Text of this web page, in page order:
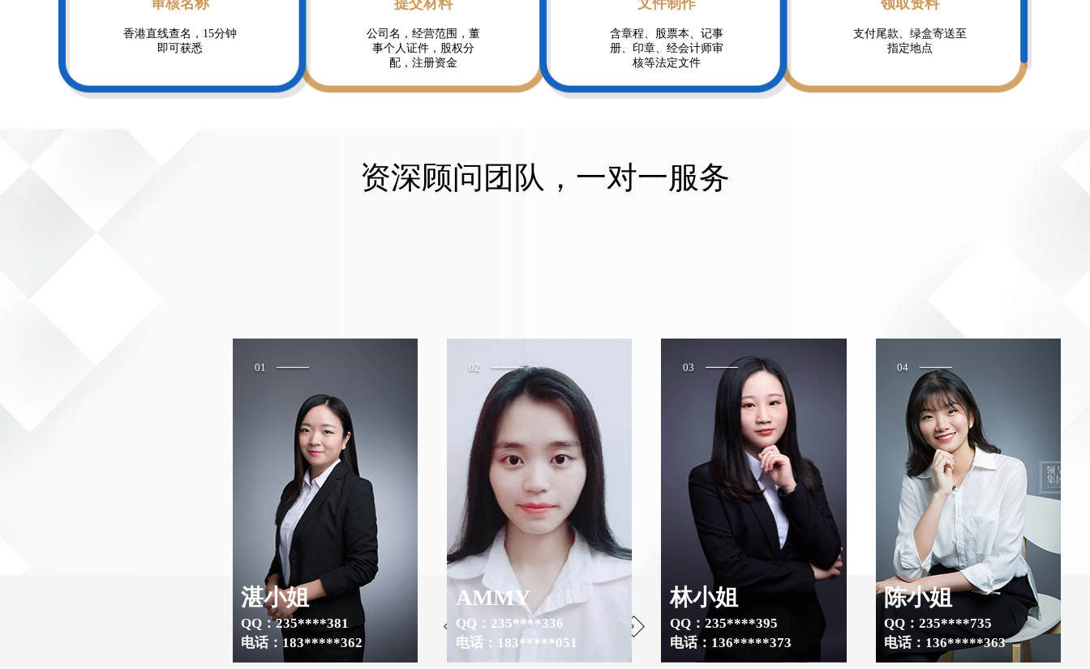
审核名称
香港直线查名，15分钟
即可获悉
提交材料
公司名，经营范围，董
事个人证件，股权分
配，注册资金
文件制作
含章程、股票本、记事
册、印章、经会计师审
核等法定文件
领取资料
支付尾款、绿盒寄送至
指定地点
资深顾问团队，一对一服务
01
湛小姐
QQ：235****381
电话：183*****362
02
AMMY
QQ：235****336
电话：183*****051
03
林小姐
QQ：235****395
电话：136*****373
04
陈小姐
QQ：235****735
电话：136*****363
服务计划